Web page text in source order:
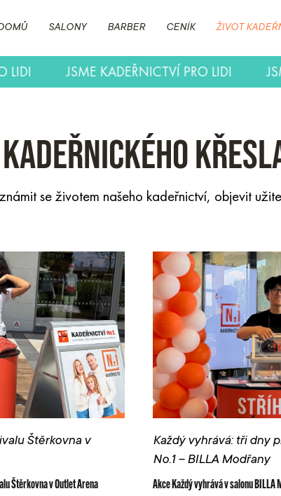
SALONY BARBER CENÍK ŽIVOT
PRO LIDI JSME KADEŘNICTVÍ PRO
se životem našeho kadeřnictví, objevit
Štěrkovna v
Štěrkovna v Outlet Arena
Každý vyhrává: tři dny
No.1 – BILLA Modřany
Akce Každý vyhrává v salonu BILLA